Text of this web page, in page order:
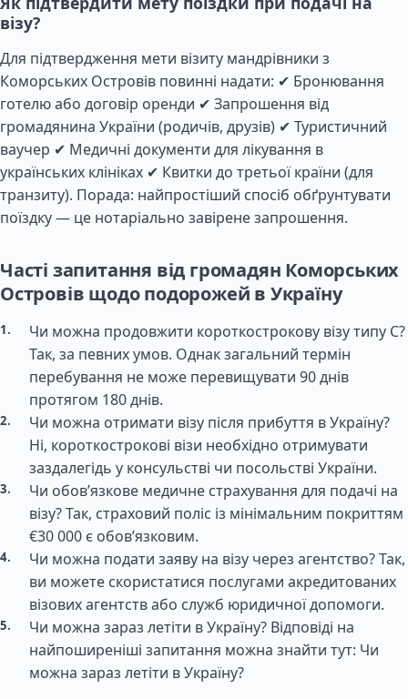
візу?
Для підтвердження мети візиту мандрівники з
Коморських Островів повинні надати: ✔ Бронювання
готелю або договір оренди ✔ Запрошення від
громадянина України (родичів, друзів) ✔ Туристичний
ваучер ✔ Медичні документи для лікування в
українських клініках ✔ Квитки до третьої країни (для
транзиту). Порада: найпростіший спосіб обґрунтувати
поїздку — це нотаріально завірене запрошення.
Часті запитання від громадян Коморських
Островів щодо подорожей в Україну
Чи можна продовжити короткострокову візу типу C?
Так, за певних умов. Однак загальний термін
перебування не може перевищувати 90 днів
протягом 180 днів.
Чи можна отримати візу після прибуття в Україну?
Ні, короткострокові візи необхідно отримувати
заздалегідь у консульстві чи посольстві України.
Чи обов’язкове медичне страхування для подачі на
візу? Так, страховий поліс із мінімальним покриттям
€30 000 є обов’язковим.
Чи можна подати заяву на візу через агентство? Так,
ви можете скористатися послугами акредитованих
візових агентств або служб юридичної допомоги.
Чи можна зараз летіти в Україну? Відповіді на
найпоширеніші запитання можна знайти тут: Чи
можна зараз летіти в Україну?